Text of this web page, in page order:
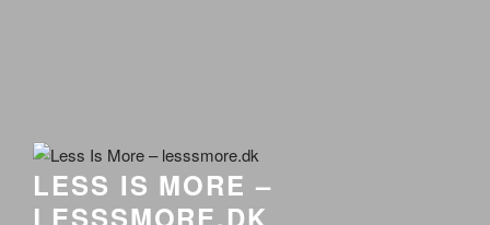
LESS IS MORE –
LESSSMORE.DK